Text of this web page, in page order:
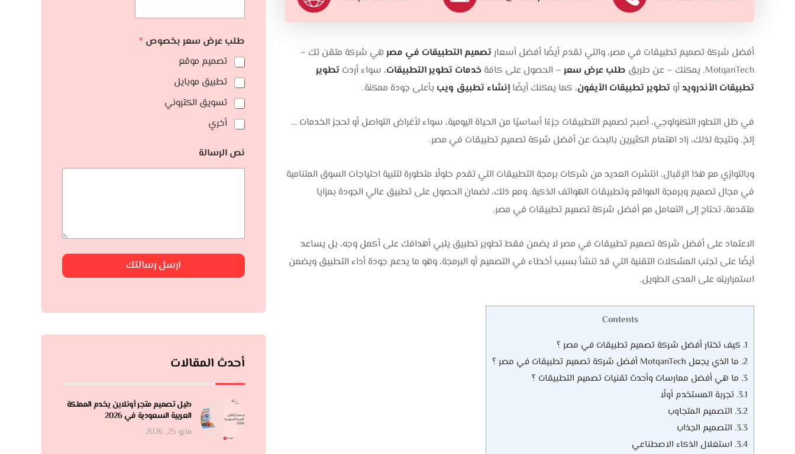
أفضل شركة تصميم تطبيقات في مصر، والتي تقدم أيضًا أفضل أسعار تصميم التطبيقات في مصرهي شركة متقن تك –
MotqanTech. يمكنك – عن طريق
طلب عرض سعر – الحصول على كافة خدمات تطوير التطبيقات، سواء أردت تطوير
تطبيقات الأندرويد أو تطوير تطبيقات الأيفون، كما يمكنك أيضًاإنشاء تطبيق ويب بأعلى جودة ممكنة.
في ظل التطور التكنولوجي، أصبح تصميم التطبيقات جزءًا أساسيًا من الحياة اليومية، سواء لأغراض التواصل أو لحجز الخدمات …
إلخ. ونتيجة لذلك، زاد اهتمام الكثيرين بالبحث عن أفضل شركة تصميم تطبيقات في مصر.
وبالتوازي مع هذا الإقبال، انتشرت العديد من شركات برمجة التطبيقات التي تقدم حلولًا متطورة لتلبية احتياجات السوق المتنامية
في مجال تصميم وبرمجة المواقع وتطبيقات الهواتف الذكية. ومع ذلك، لضمان الحصول على تطبيق عالي الجودة بمزايا
متقدمة، تحتاج إلى التعامل مع أفضل شركة تصميم تطبيقات في مصر.
الاعتماد على أفضل شركة تصميم تطبيقات في مصر لا يضمن فقط تطوير تطبيق يلبي أهدافك على أكمل وجه، بل يساعد
أيضًا على تجنب المشكلات التقنية التي قد تنشأ بسبب أخطاء في التصميم أو البرمجة، وهو ما يدعم جودة أداء التطبيق ويضمن
استمراريته على المدى الطويل.
Contents
1. كيف تختار أفضل شركة تصميم تطبيقات في مصر ؟
2. ما الذي يجعل MotqanTech أفضل شركة تصميم تطبيقات في مصر ؟
3. ما هي أفضل ممارسات وأحدث تقنيات تصميم التطبيقات ؟
3.1. تجربة المستخدم أولًا
3.2. التصميم المتجاوب
3.3. التصميم الجذاب
3.4. استغلال الذكاء الاصطناعي
طلب عرض سعر بخصوص *
تصميم موقع
تطبيق موبايل
تسويق الكتروني
أخري
نص الرسالة
ارسل رسالتك
أحدث المقالات
دليل تصميم متجر أونلاين يخدم المملكة
العربية السعودية في 2026
مايو 25, 2026